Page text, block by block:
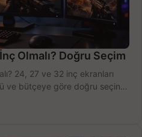
Olmalı? Doğru Seçim
24, 27 ve 32 inç ekranları
ve bütçeye göre doğru seçin,